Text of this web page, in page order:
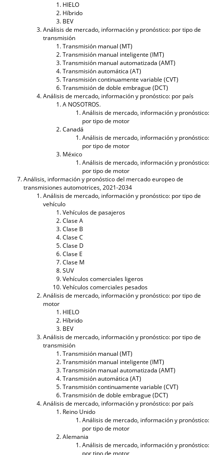
HIELO
Híbrido
BEV
Análisis de mercado, información y pronóstico: por tipo de
transmisión
Transmisión manual (MT)
Transmisión manual inteligente (IMT)
Transmisión manual automatizada (AMT)
Transmisión automática (AT)
Transmisión continuamente variable (CVT)
Transmisión de doble embrague (DCT)
Análisis de mercado, información y pronóstico: por país
A NOSOTROS.
Análisis de mercado, información y pronóstico:
por tipo de motor
Canadá
Análisis de mercado, información y pronóstico:
por tipo de motor
México
Análisis de mercado, información y pronóstico:
por tipo de motor
Análisis, información y pronóstico del mercado europeo de
transmisiones automotrices, 2021-2034
Análisis de mercado, información y pronóstico: por tipo de
vehículo
Vehículos de pasajeros
Clase A
Clase B
Clase C
Clase D
Clase E
Clase M
SUV
Vehículos comerciales ligeros
Vehículos comerciales pesados
Análisis de mercado, información y pronóstico: por tipo de
motor
HIELO
Híbrido
BEV
Análisis de mercado, información y pronóstico: por tipo de
transmisión
Transmisión manual (MT)
Transmisión manual inteligente (IMT)
Transmisión manual automatizada (AMT)
Transmisión automática (AT)
Transmisión continuamente variable (CVT)
Transmisión de doble embrague (DCT)
Análisis de mercado, información y pronóstico: por país
Reino Unido
Análisis de mercado, información y pronóstico:
por tipo de motor
Alemania
Análisis de mercado, información y pronóstico:
por tipo de motor